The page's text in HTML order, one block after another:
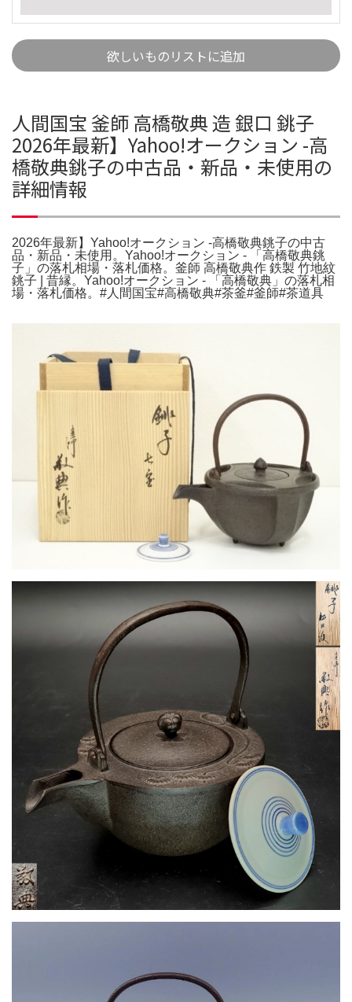
欲しいものリストに追加
人間国宝 釜師 高橋敬典 造 銀口 銚子
2026年最新】Yahoo!オークション -高
橋敬典銚子の中古品・新品・未使用の
詳細情報
2026年最新】Yahoo!オークション -高橋敬典銚子の中古
品・新品・未使用。Yahoo!オークション - 「高橋敬典銚
子」の落札相場・落札価格。釜師 高橋敬典作 鉄製 竹地紋
銚子 | 昔縁。Yahoo!オークション - 「高橋敬典」の落札相
場・落札価格。#人間国宝#高橋敬典#茶釜#釜師#茶道具